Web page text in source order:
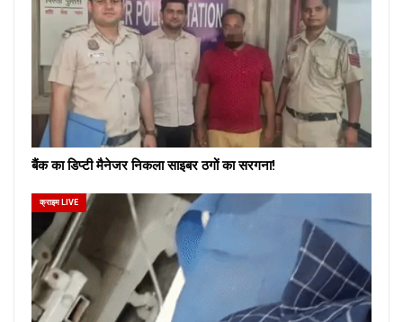
बैंक का डिप्टी मैनेजर निकला साइबर ठगों का सरगना!
क्राइम LIVE